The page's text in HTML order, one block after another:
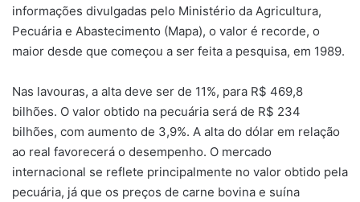
informações divulgadas pelo Ministério da Agricultura,
Pecuária e Abastecimento (Mapa), o valor é recorde, o
maior desde que começou a ser feita a pesquisa, em 1989.
Nas lavouras, a alta deve ser de 11%, para R$ 469,8
bilhões. O valor obtido na pecuária será de R$ 234
bilhões, com aumento de 3,9%. A alta do dólar em relação
ao real favorecerá o desempenho. O mercado
internacional se reflete principalmente no valor obtido pela
pecuária, já que os preços de carne bovina e suína